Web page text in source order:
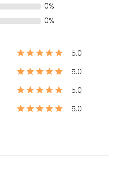
0%
0%
5.0
5.0
5.0
5.0